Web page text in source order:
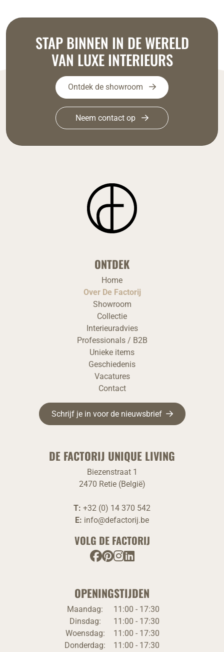
STAP BINNEN IN DE WERELD
VAN LUXE INTERIEURS
Ontdek de showroom
Neem contact op
ONTDEK
Home
Over De Factorij
Showroom
Collectie
Interieuradvies
Professionals / B2B
Unieke items
Geschiedenis
Vacatures
Contact
Schrijf je in voor de nieuwsbrief
DE FACTORIJ UNIQUE LIVING
Biezenstraat 1
2470 Retie (België)
T: +32 (0) 14 370 542
E: info@defactorij.be
VOLG DE FACTORIJ
OPENINGSTIJDEN
Maandag:
Dinsdag:
Woensdag:
Donderdag:
11:00 - 17:30
11:00 - 17:30
11:00 - 17:30
11:00 - 17:30